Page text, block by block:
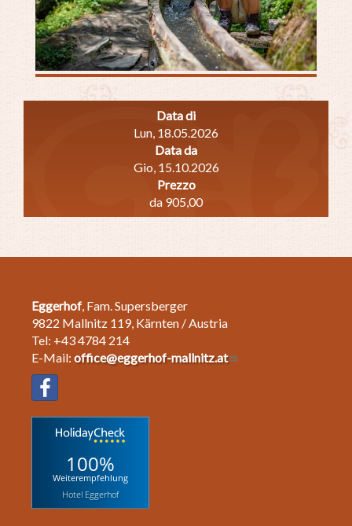
Data di
Lun, 18.05.2026
Data da
Gio, 15.10.2026
Prezzo
da 905,00
Eggerhof, Fam. Supersberger
9822 Mallnitz 119, Kärnten / Austria
Tel: +43 4784 214
E-Mail: office@eggerhof-mallnitz.at
100%
Weiterempfehlung
Hotel Eggerhof